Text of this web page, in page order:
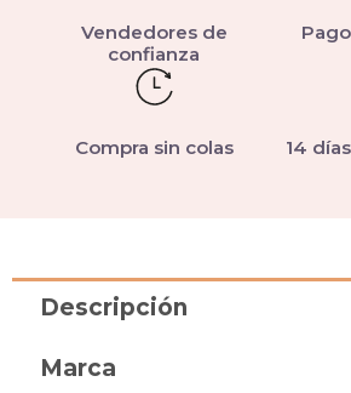
Vendedores de
confianza
Compra sin colas 14
Descripción
Marca